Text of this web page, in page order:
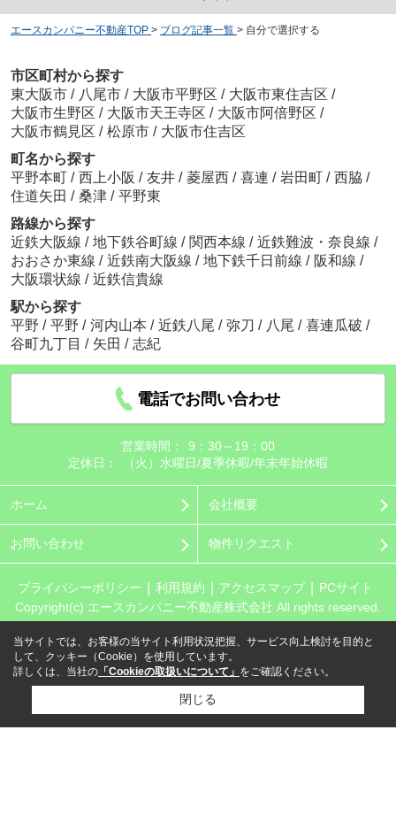
エースカンパニー不動産TOP > ブログ記事一覧 > 自分で選択する
市区町村から探す
東大阪市 / 八尾市 / 大阪市平野区 / 大阪市東住吉区 /
大阪市生野区 / 大阪市天王寺区 / 大阪市阿倍野区 /
大阪市鶴見区 / 松原市 / 大阪市住吉区
町名から探す
平野本町 / 西上小阪 / 友井 / 菱屋西 / 喜連 / 岩田町 / 西脇 /
住道矢田 / 桑津 / 平野東
路線から探す
近鉄大阪線 / 地下鉄谷町線 / 関西本線 / 近鉄難波・奈良線 /
おおさか東線 / 近鉄南大阪線 / 地下鉄千日前線 / 阪和線 /
大阪環状線 / 近鉄信貴線
駅から探す
平野 / 平野 / 河内山本 / 近鉄八尾 / 弥刀 / 八尾 / 喜連瓜破 /
谷町九丁目 / 矢田 / 志紀
電話でお問い合わせ
営業時間：
9：30～19：00
定休日：
（火）水曜日/夏季休暇/年末年始休暇
ホーム 会社概要
お問い合わせ 物件リクエスト
プライバシーポリシー 利用規約 アクセスマップ
PCサイト
Copyright(c) エースカンパニー不動産株式会社 All rights reserved.
当サイトでは、お客様の当サイト利用状況把握、サービス向上検討を目的と
して、クッキー（Cookie）を使用しています。
詳しくは、当社の 「Cookieの取扱いについて」 をご確認ください。
閉じる